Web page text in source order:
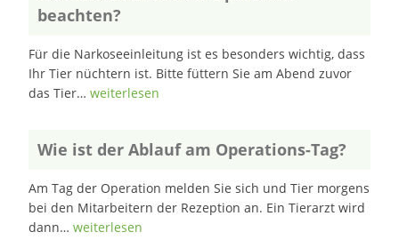
beachten?
Für die Narkoseeinleitung ist es besonders wichtig, dass
Ihr Tier nüchtern ist. Bitte füttern Sie am Abend zuvor
das Tier…weiterlesen
Wie ist der Ablauf am Operations-Tag?
Am Tag der Operation melden Sie sich und Tier morgens
bei den Mitarbeitern der Rezeption an. Ein Tierarzt wird
dann…weiterlesen